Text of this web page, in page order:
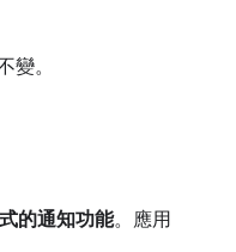
變。
的通知功能。應用